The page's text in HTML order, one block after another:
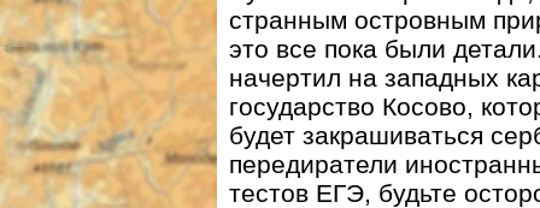
странным островным
это все пока были
начертил на западных
государство Косово,
будет закрашиваться
передиратели
тестов ЕГЭ, будьте